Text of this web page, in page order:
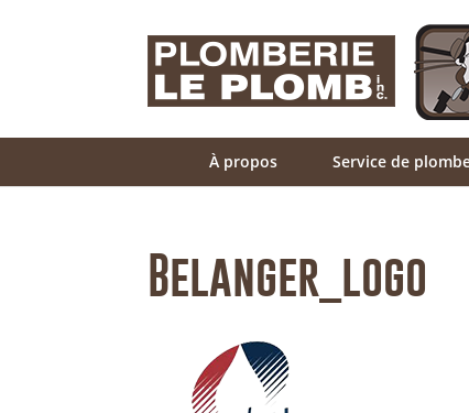
À propos Service de
Belanger_logo